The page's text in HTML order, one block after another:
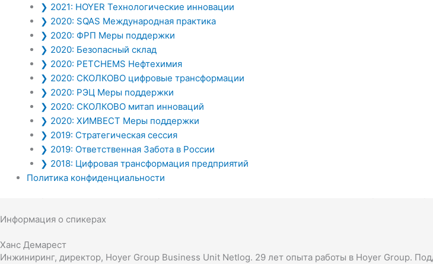
❯ 2021: HOYER Технологические инновации
❯ 2020: SQAS Международная практика
❯ 2020: ФРП Меры поддержки
❯ 2020: Безопасный склад
❯ 2020: PETCHEMS Нефтехимия
❯ 2020: СКОЛКОВО цифровые трансформации
❯ 2020: РЭЦ Меры поддержки
❯ 2020: СКОЛКОВО митап инноваций
❯ 2020: ХИМВЕСТ Меры поддержки
❯ 2019: Стратегическая сессия
❯ 2019: Ответственная Забота в России
❯ 2018: Цифровая трансформация предприятий
Политика конфиденциальности
HOYER Group— международная частная компания. Управляется семьей HOYER. Лидер
более 70 лет.
Комплексный провайдер логистических услуг для нефте-химической и газовой отраслей
Провайдер интермодальных логистических решений (танк-контейнеры).
Оператор сервисной сети станций очистки, ремонта и танк-контейнерных депо.
Аренда танк-контейнеров и IBC (металлические).
Услуги HOYER Group в России:
Сдача в аренду танк-контейнеров (~ 40.000 флот танк-контейнеров) и IBC (мини танк-
Техническое обслуживание, ремонт, очистка, освидетельствование.
Инженерный консалтинг и техническая подготовка танк-контейнеров под нужды клиентов.
Информация о спикерах
Ханс Демарест
Инжиниринг, директор, Hoyer Group Business Unit Netlog. 29 лет опыта работы в Hoyer Group.